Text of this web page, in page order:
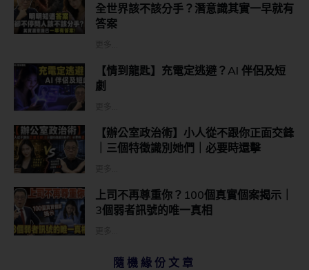
全世界該不該分手？潛意識其實一早就有
答案
【情到龍匙】充電定逃避？AI 伴侶及短
劇
【辦公室政治術】小人從不跟你正面交鋒
｜三個特徵識別她們｜必要時還擊
上司不再尊重你？100個真實個案揭示｜
3個弱者訊號的唯一真相
隨機緣份文章